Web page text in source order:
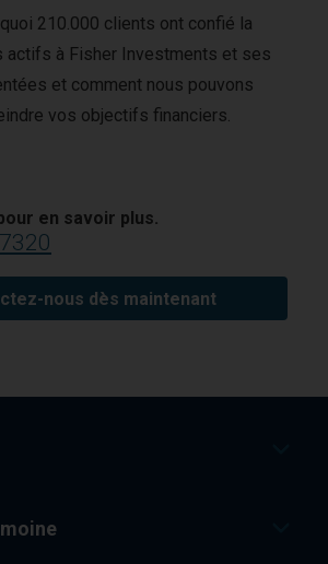
210.000 clients ont confié la
actifs à Fisher Investments et ses
et comment nous pouvons
vos objectifs financiers.
en savoir plus.
nous dès maintenant